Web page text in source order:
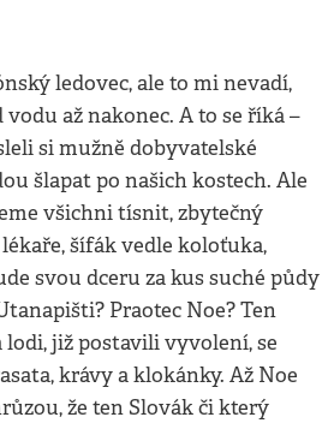
ledovec, ale to mi nevadí,
až nakonec. A to se říká –
si mužně dobyvatelské
šlapat po našich kostech. Ale
všichni tísnit, zbytečný
šífák vedle koloťuka,
svou dceru za kus suché půdy
Praotec Noe? Ten
již postavili vyvolení, se
krávy a klokánky. Až Noe
že ten Slovák či který